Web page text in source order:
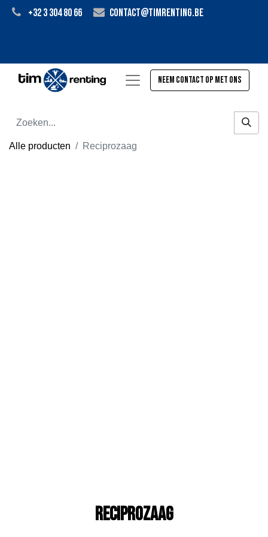
+32 3 304 80 66 contact@timrenting.be
Neem contact op met ons
Alle producten Reciprozaag
Reciprozaag